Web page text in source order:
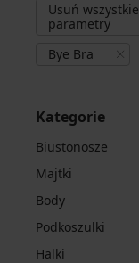
Usuń wszystkie
parametry
Bye Bra
Kategorie
Biustonosze
Majtki
Body
Podkoszulki
Halki